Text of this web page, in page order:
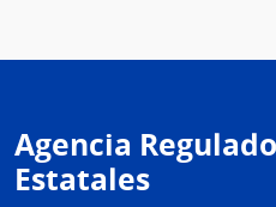
Agencia
Estatales